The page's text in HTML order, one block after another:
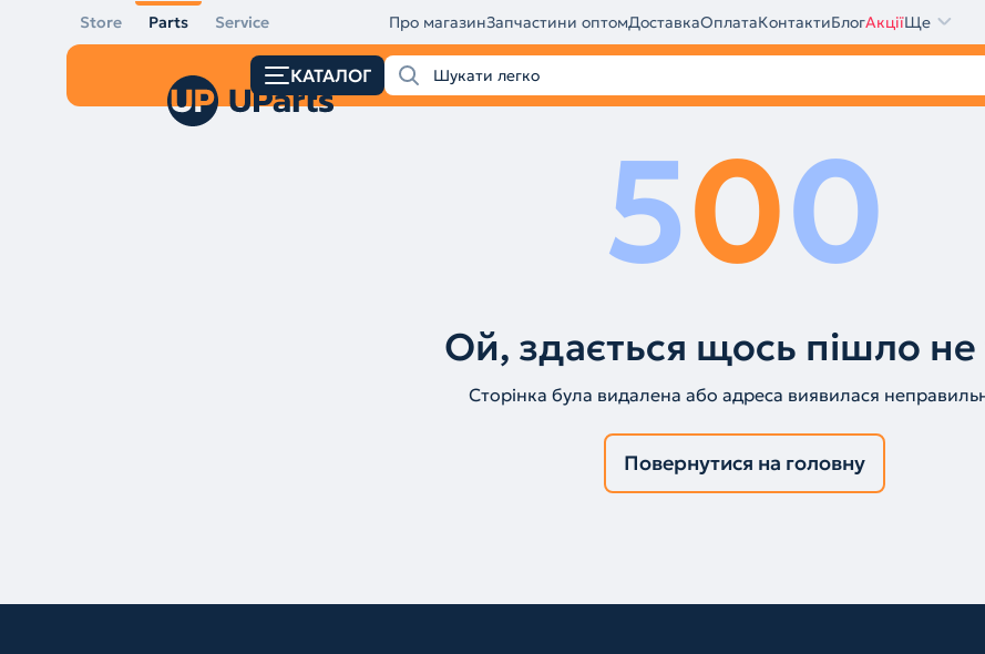
Store Parts Service Про магазинЗапчастини оптомДоставкаОплатаКонтактиБлогАкціїЩе
КАТАЛОГ
500
Ой, здається щось пішло не
Сторінка була видалена або адреса виявилася
Повернутися на головну